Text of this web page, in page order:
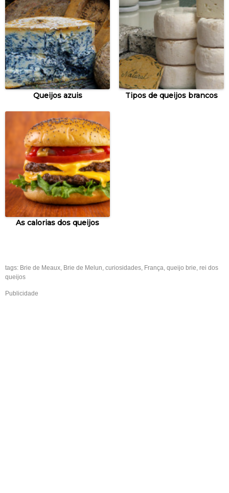
Queijos azuis Tipos de queijos brancos
As calorias dos queijos
tags: Brie de Meaux, Brie de Melun, curiosidades, França, queijo brie, rei dos
queijos
Publicidade